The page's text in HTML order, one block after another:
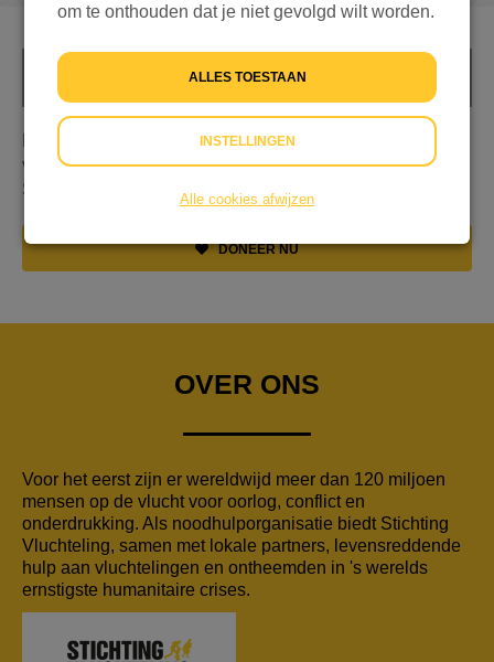
Door het verkopen van spullen van onze
verloskundigenpraktijk willen we geld ophalen voor
Stichting Vluchteling.
DONEER NU
OVER ONS
Voor het eerst zijn er wereldwijd meer dan 120 miljoen
mensen op de vlucht voor oorlog, conflict en
onderdrukking. Als noodhulporganisatie biedt Stichting
Vluchteling, samen met lokale partners, levensreddende
hulp aan vluchtelingen en ontheemden in 's werelds
ernstigste humanitaire crises.
om te onthouden dat je niet gevolgd wilt worden.
ALLES TOESTAAN
INSTELLINGEN
Alle cookies afwijzen